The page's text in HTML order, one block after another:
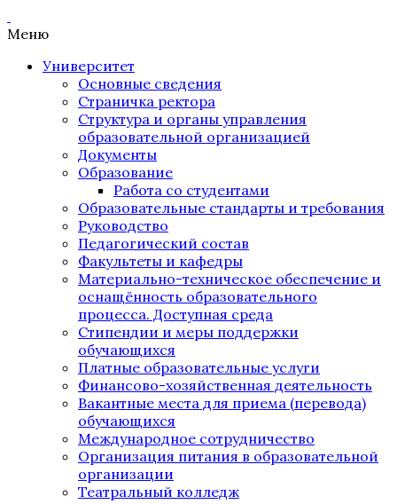
Меню
Университет
Основные сведения
Страничка ректора
Структура и органы управления
образовательной организацией
Документы
Образование
Работа со студентами
Образовательные стандарты и требования
Руководство
Педагогический состав
Факультеты и кафедры
Материально-техническое обеспечение и
оснащённость образовательного
процесса. Доступная среда
Стипендии и меры поддержки
обучающихся
Платные образовательные услуги
Финансово-хозяйственная деятельность
Вакантные места для приема (перевода)
обучающихся
Международное сотрудничество
Организация питания в образовательной
организации
Театральный колледж